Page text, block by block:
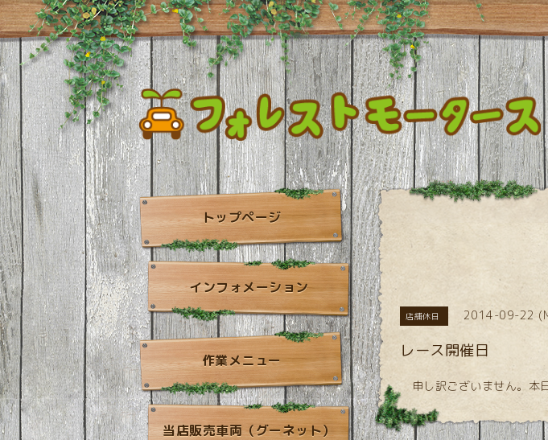
店舗休日 2014-09-22
レース開催日
申し訳ございません。本日
トップページ
インフォメーション
作業メニュー
当店販売車両（グーネット）